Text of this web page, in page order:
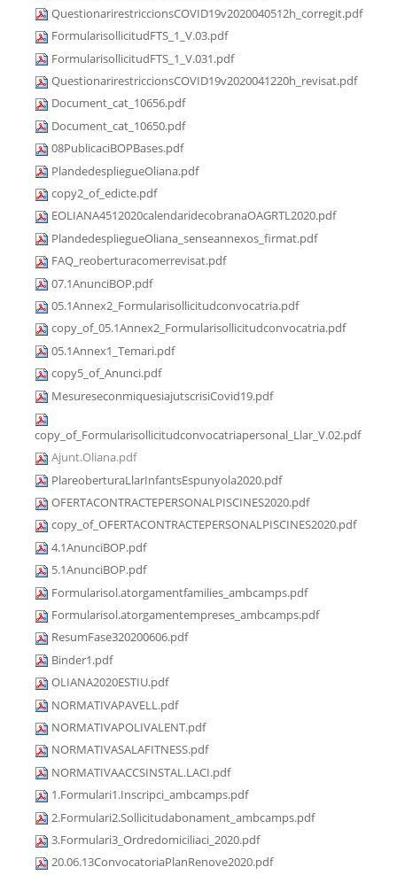
QuestionarirestriccionsCOVID19v2020040512h_corregit.pdf
FormularisollicitudFTS_1_V.03.pdf
FormularisollicitudFTS_1_V.031.pdf
QuestionarirestriccionsCOVID19v2020041220h_revisat.pdf
Document_cat_10656.pdf
Document_cat_10650.pdf
08PublicaciBOPBases.pdf
PlandedespliegueOliana.pdf
copy2_of_edicte.pdf
EOLIANA4512020calendaridecobranaOAGRTL2020.pdf
PlandedespliegueOliana_senseannexos_firmat.pdf
FAQ_reoberturacomerrevisat.pdf
07.1AnunciBOP.pdf
05.1Annex2_Formularisollicitudconvocatria.pdf
copy_of_05.1Annex2_Formularisollicitudconvocatria.pdf
05.1Annex1_Temari.pdf
copy5_of_Anunci.pdf
MesureseconmiquesiajutscrisiCovid19.pdf
copy_of_Formularisollicitudconvocatriapersonal_Llar_V.02.pdf
Ajunt.Oliana.pdf
PlareoberturaLlarInfantsEspunyola2020.pdf
OFERTACONTRACTEPERSONALPISCINES2020.pdf
copy_of_OFERTACONTRACTEPERSONALPISCINES2020.pdf
4.1AnunciBOP.pdf
5.1AnunciBOP.pdf
Formularisol.atorgamentfamilies_ambcamps.pdf
Formularisol.atorgamentempreses_ambcamps.pdf
ResumFase320200606.pdf
Binder1.pdf
OLIANA2020ESTIU.pdf
NORMATIVAPAVELL.pdf
NORMATIVAPOLIVALENT.pdf
NORMATIVASALAFITNESS.pdf
NORMATIVAACCSINSTAL.LACI.pdf
1.Formulari1.Inscripci_ambcamps.pdf
2.Formulari2.Sollicitudabonament_ambcamps.pdf
3.Formulari3_Ordredomiciliaci_2020.pdf
20.06.13ConvocatoriaPlanRenove2020.pdf